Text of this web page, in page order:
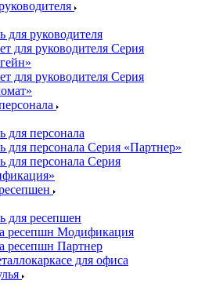
для руководителя
для руководителя Серия
для руководителя Серия
для персонала
для персонала Серия «Партнер»
для персонала Серия
для ресепшен
ресепшн Модификация
ресепшн Партнер
для офиса